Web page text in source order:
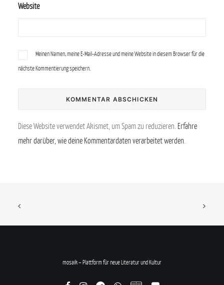
Website
Meinen Namen, meine E-Mail-Adresse und meine Website in diesem Browser für die
nächste Kommentierung speichern.
Diese Website verwendet Akismet, um Spam zu reduzieren. Erfahre
mehr darüber, wie deine Kommentardaten verarbeitet werden.
mosaik – Plattform für neue Literatur und Kultur